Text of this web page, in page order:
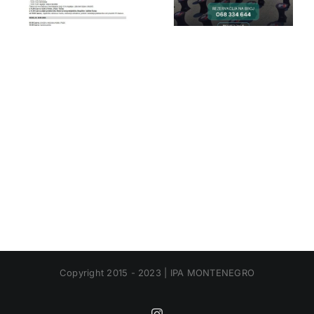
Gora
Gora
Copyright 2015 - 2023 | IPA MONTENEGRO